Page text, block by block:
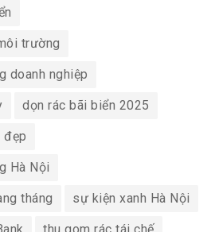
trường
doanh nghiệp
dọn rác bãi biển 2025
đẹp
Hà Nội
tháng sự kiện xanh Hà Nội